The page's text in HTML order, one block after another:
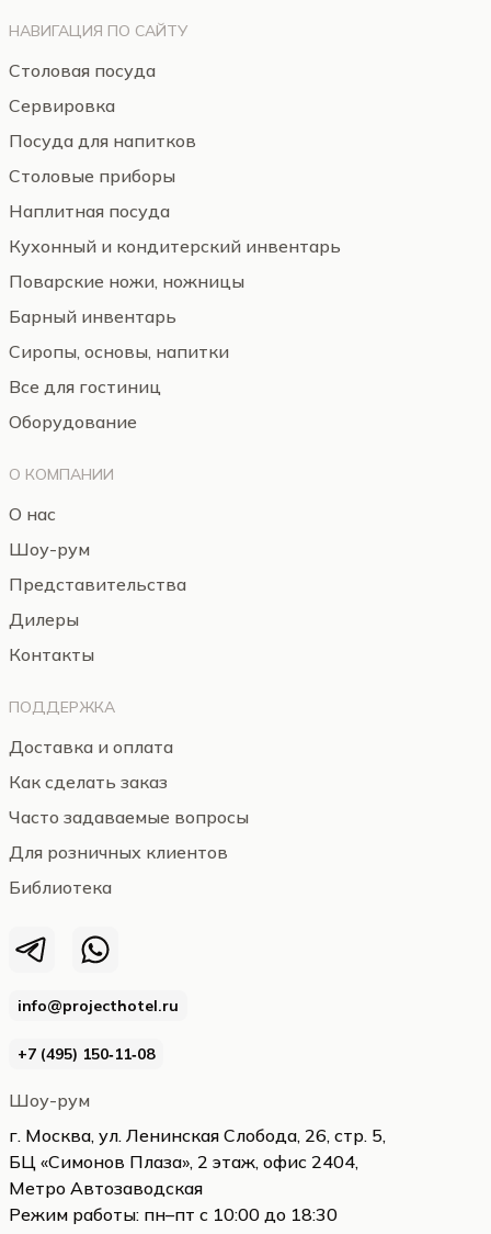
info@projecthotel.ru
+7 (495) 150‑11‑08
Шоу-рум
г. Москва, ул. Ленинская Слобода, 26, стр. 5,
БЦ «Симонов Плаза», 2 этаж, офис 2404,
Метро Автозаводская
Режим работы: пн–пт с 10:00 до 18:30
НАВИГАЦИЯ ПО САЙТУ
Столовая посуда
Сервировка
Посуда для напитков
Столовые приборы
Наплитная посуда
Кухонный и кондитерский инвентарь
Поварские ножи, ножницы
Барный инвентарь
Сиропы, основы, напитки
Все для гостиниц
Оборудование
О КОМПАНИИ
О нас
Шоу-рум
Представительства
Дилеры
Контакты
ПОДДЕРЖКА
Доставка и оплата
Как сделать заказ
Часто задаваемые вопросы
Для розничных клиентов
Библиотека